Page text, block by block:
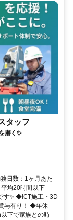
タッフ
磨く✨
日数：1ヶ月あた
均20時間以下
す✨ ◆ICT施工・3D
与有り！ ◆年休
下で家族との時